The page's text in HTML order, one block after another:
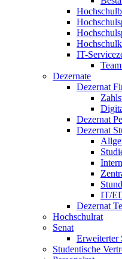
IT-
Dezernate
Dezernat
Dezernat
Dezernat
IT/
Dezernat
Hochschulrat
Senat
Erweiterter
Studentische